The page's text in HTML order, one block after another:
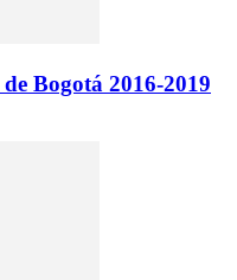
Bogotá 2016-2019